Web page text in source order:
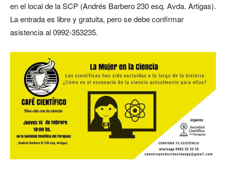
en el local de la SCP (Andrés Barbero 230 esq. Avda. Artigas).
La entrada es libre y gratuita, pero se debe confirmar
asistencia al 0992-353235.